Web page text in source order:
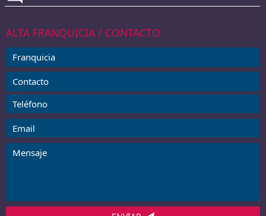
ALTA FRANQUICIA / CONTACTO